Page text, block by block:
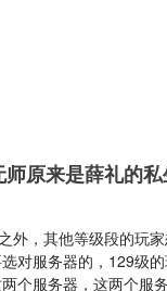
原来是薛礼的
外，其他等级段的玩
对服务器的，129级
个服务器，这两个服